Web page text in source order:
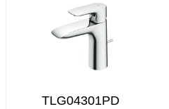
TLG04301PD